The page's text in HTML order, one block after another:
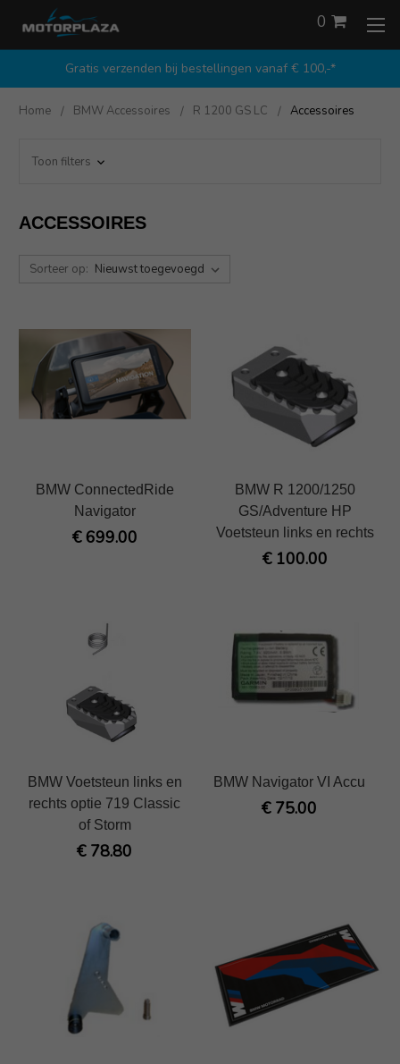
Gratis verzenden bij bestellingen vanaf € 100,-*
0
Home BMW Accessoires R 1200 GS LC Accessoires
Toon filters
ACCESSOIRES
Sorteer op:
BMW ConnectedRide
Navigator
€ 699.00
BMW R 1200/1250
GS/Adventure HP
Voetsteun links en rechts
€ 100.00
BMW Voetsteun links en
rechts optie 719 Classic
of Storm
€ 78.80
BMW Navigator VI Accu
€ 75.00